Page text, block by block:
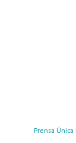
Prensa Única